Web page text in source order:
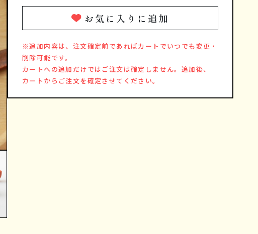
お気に入りに追加
※追加内容は、注文確定前であればカートでいつでも変更・
削除可能です。
カートへの追加だけではご注文は確定しません。追加後、
カートからご注文を確定させてください。